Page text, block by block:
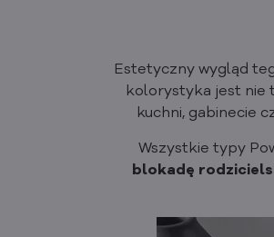
Estetyczny wygląd
kolorystyka jest nie
kuchni, gabinecie
Wszystkie typy
blokadę